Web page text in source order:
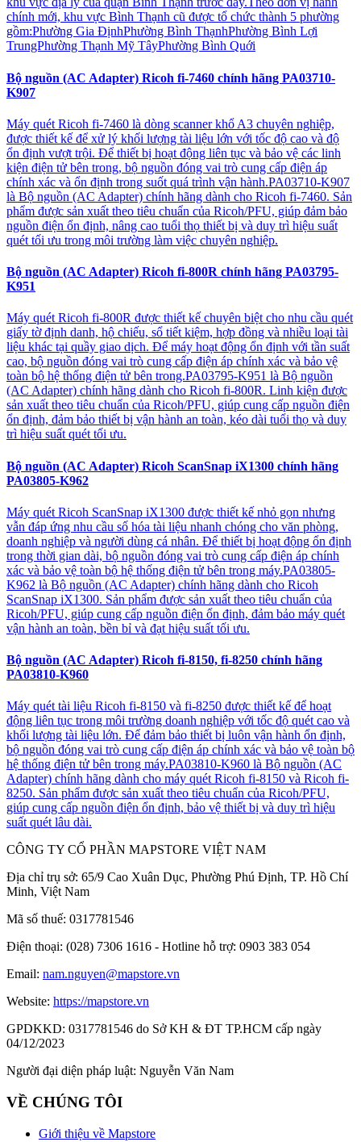
chính mới, khu vực Bình Thạnh cũ được tổ chức thành 5 phường
gồm:Phường Gia ĐịnhPhường Bình ThạnhPhường Bình Lợi
TrungPhường Thạnh Mỹ TâyPhường Bình Quới
Bộ nguồn (AC Adapter) Ricoh fi-7460 chính hãng PA03710-
K907
Máy quét Ricoh fi-7460 là dòng scanner khổ A3 chuyên nghiệp,
được thiết kế để xử lý khối lượng tài liệu lớn với tốc độ cao và độ
ổn định vượt trội. Để thiết bị hoạt động liên tục và bảo vệ các linh
kiện điện tử bên trong, bộ nguồn đóng vai trò cung cấp điện áp
chính xác và ổn định trong suốt quá trình vận hành.PA03710-K907
là Bộ nguồn (AC Adapter) chính hãng dành cho Ricoh fi-7460. Sản
phẩm được sản xuất theo tiêu chuẩn của Ricoh/PFU, giúp đảm bảo
nguồn điện ổn định, nâng cao tuổi thọ thiết bị và duy trì hiệu suất
quét tối ưu trong môi trường làm việc chuyên nghiệp.
Bộ nguồn (AC Adapter) Ricoh fi-800R chính hãng PA03795-
K951
Máy quét Ricoh fi-800R được thiết kế chuyên biệt cho nhu cầu quét
giấy tờ định danh, hộ chiếu, sổ tiết kiệm, hợp đồng và nhiều loại tài
liệu khác tại quầy giao dịch. Để máy hoạt động ổn định với tần suất
cao, bộ nguồn đóng vai trò cung cấp điện áp chính xác và bảo vệ
toàn bộ hệ thống điện tử bên trong.PA03795-K951 là Bộ nguồn
(AC Adapter) chính hãng dành cho Ricoh fi-800R. Linh kiện được
sản xuất theo tiêu chuẩn của Ricoh/PFU, giúp cung cấp nguồn điện
ổn định, đảm bảo thiết bị vận hành an toàn, kéo dài tuổi thọ và duy
trì hiệu suất quét tối ưu.
Bộ nguồn (AC Adapter) Ricoh ScanSnap iX1300 chính hãng
PA03805-K962
Máy quét Ricoh ScanSnap iX1300 được thiết kế nhỏ gọn nhưng
vẫn đáp ứng nhu cầu số hóa tài liệu nhanh chóng cho văn phòng,
doanh nghiệp và người dùng cá nhân. Để thiết bị hoạt động ổn định
trong thời gian dài, bộ nguồn đóng vai trò cung cấp điện áp chính
xác và bảo vệ toàn bộ hệ thống điện tử bên trong máy.PA03805-
K962 là Bộ nguồn (AC Adapter) chính hãng dành cho Ricoh
ScanSnap iX1300. Sản phẩm được sản xuất theo tiêu chuẩn của
Ricoh/PFU, giúp cung cấp nguồn điện ổn định, đảm bảo máy quét
vận hành an toàn, bền bỉ và đạt hiệu suất tối ưu.
Bộ nguồn (AC Adapter) Ricoh fi-8150, fi-8250 chính hãng
PA03810-K960
Máy quét tài liệu Ricoh fi-8150 và fi-8250 được thiết kế để hoạt
động liên tục trong môi trường doanh nghiệp với tốc độ quét cao và
khối lượng tài liệu lớn. Để đảm bảo thiết bị luôn vận hành ổn định,
bộ nguồn đóng vai trò cung cấp điện áp chính xác và bảo vệ toàn bộ
hệ thống điện tử bên trong máy.PA03810-K960 là Bộ nguồn (AC
Adapter) chính hãng dành cho máy quét Ricoh fi-8150 và Ricoh fi-
8250. Sản phẩm được sản xuất theo tiêu chuẩn của Ricoh/PFU,
giúp cung cấp nguồn điện ổn định, bảo vệ thiết bị và duy trì hiệu
suất quét lâu dài.
CÔNG TY CỔ PHẦN MAPSTORE VIỆT NAM
Địa chỉ trụ sở: 65/9 Cao Xuân Dục, Phường Phú Định, TP. Hồ Chí
Minh, Việt Nam
Mã số thuế: 0317781546
Điện thoại: (028) 7306 1616 - Hotline hỗ trợ: 0903 383 054
Email: nam.nguyen@mapstore.vn
Website: https://mapstore.vn
GPDKKD: 0317781546 do Sở KH & ĐT TP.HCM cấp ngày
04/12/2023
Người đại diện pháp luật: Nguyễn Văn Nam
VỀ CHÚNG TÔI
Giới thiệu về Mapstore